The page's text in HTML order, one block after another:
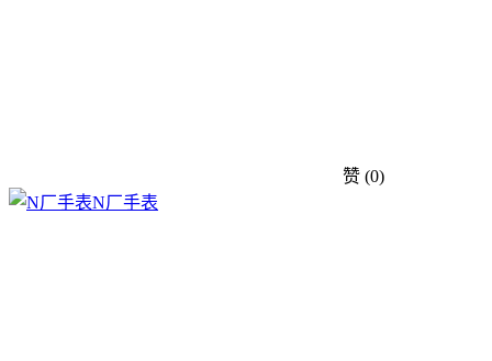
赞 (0)
N厂手表